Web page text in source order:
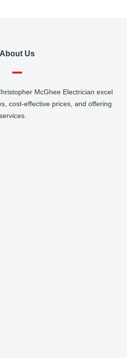
About Us
McGhee Electrician excel
cost-effective prices, and offering